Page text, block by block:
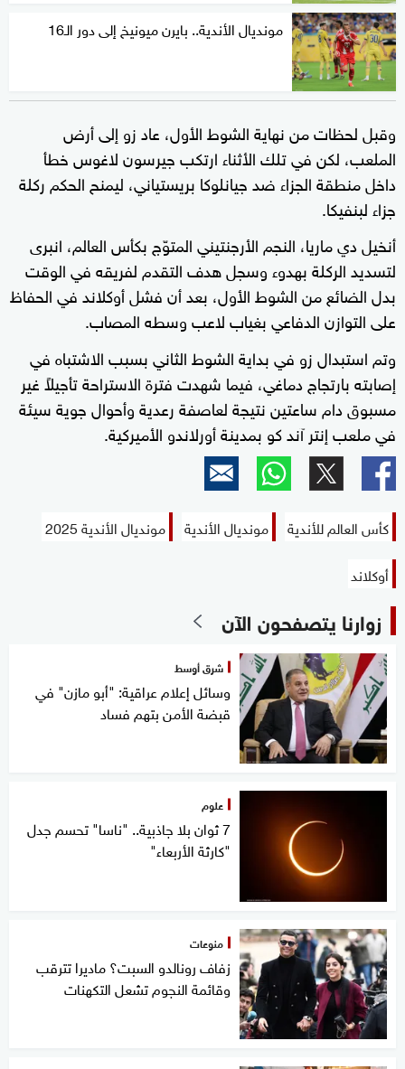
مونديال الأندية.. بايرن ميونيخ إلى دور الـ16
وقبل لحظات من نهاية الشوط الأول، عاد زو إلى أرض
الملعب، لكن في تلك الأثناء ارتكب جيرسون لاغوس خطأ
داخل منطقة الجزاء ضد جيانلوكا بريستياني، ليمنح الحكم ركلة
جزاء لبنفيكا.
أنخيل دي ماريا، النجم الأرجنتيني المتوّج بكأس العالم، انبرى
لتسديد الركلة بهدوء وسجل هدف التقدم لفريقه في الوقت
بدل الضائع من الشوط الأول، بعد أن فشل أوكلاند في الحفاظ
على التوازن الدفاعي بغياب لاعب وسطه المصاب.
وتم استبدال زو في بداية الشوط الثاني بسبب الاشتباه في
إصابته بارتجاج دماغي، فيما شهدت فترة الاستراحة تأجيلاً غير
مسبوق دام ساعتين نتيجة لعاصفة رعدية وأحوال جوية سيئة
في ملعب إنتر آند كو بمدينة أورلاندو الأميركية.
كأس العالم للأندية مونديال الأندية
مونديال الأندية 2025
أوكلاند
زوارنا يتصفحون الآن
شرق أوسط
وسائل إعلام عراقية: "أبو مازن" في
قبضة الأمن بتهم فساد
علوم
7 ثوان بلا جاذبية.. "ناسا" تحسم جدل
"كارثة الأربعاء"
منوعات
زفاف رونالدو السبت؟ ماديرا تترقب
وقائمة النجوم تشعل التكهنات